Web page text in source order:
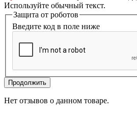
Используйте обычный текст.
Защита от роботов
Введите код в поле ниже
Продолжить
Нет отзывов о данном товаре.